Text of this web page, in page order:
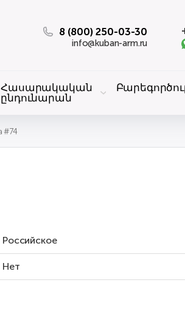
8 (800) 250-03-30
info@kuban-arm.ru
Հասարակական
ընդունարան
Педагог английского языка #74
Российское
Нет